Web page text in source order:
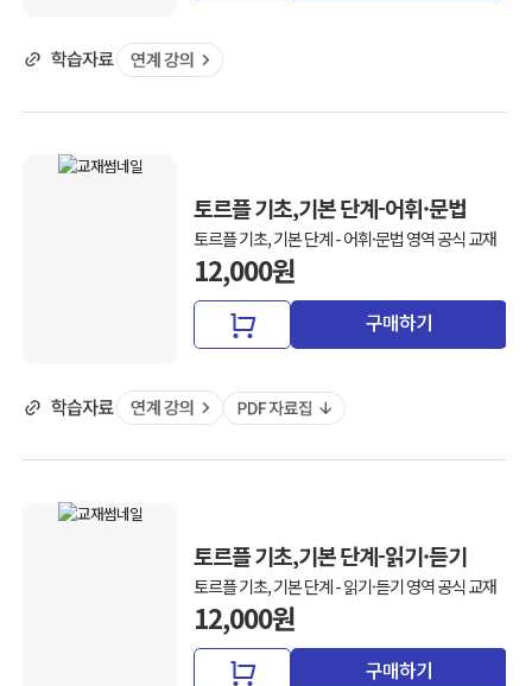
토르플 기초,기본 단계-어휘·문법
토르플 기초, 기본 단계 - 어휘·문법 영역 공식 교재
12,000원
구매하기
토르플 기초,기본 단계-읽기·듣기
토르플 기초, 기본 단계 - 읽기·듣기 영역 공식 교재
12,000원
구매하기